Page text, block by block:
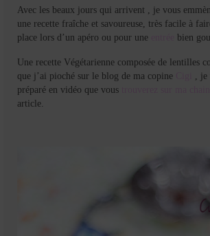
Avec les beaux jours qui arrivent , je vous
une recette fraîche et savoureuse, très facile à
place lors d’un apéro ou pour une
bien
Une recette Végétarienne composée de lentilles
que j’ai pioché sur le blog de ma copine
, je
préparé en vidéo que vous
article.